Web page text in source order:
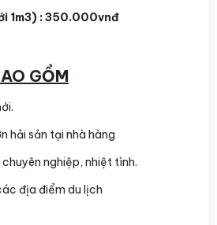
1m3) : 350.000vnđ
GỒM
hải sản tại nhà hàng
chuyên nghiệp, nhiệt tình.
địa điểm du lịch